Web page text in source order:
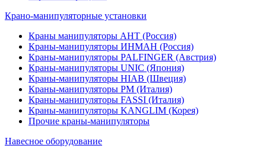
Крано-манипуляторные установки
Краны манипуляторы АНТ (Россия)
Краны-манипуляторы ИНМАН (Россия)
Краны-манипуляторы PALFINGER (Австрия)
Краны-манипуляторы UNIC (Япония)
Краны-манипуляторы HIAB (Швеция)
Краны-манипуляторы PM (Италия)
Краны-манипуляторы FASSI (Италия)
Краны-манипуляторы KANGLIM (Корея)
Прочие краны-манипуляторы
Навесное оборудование